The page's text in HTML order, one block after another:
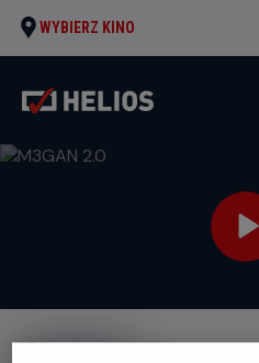
WYBIERZ KINO